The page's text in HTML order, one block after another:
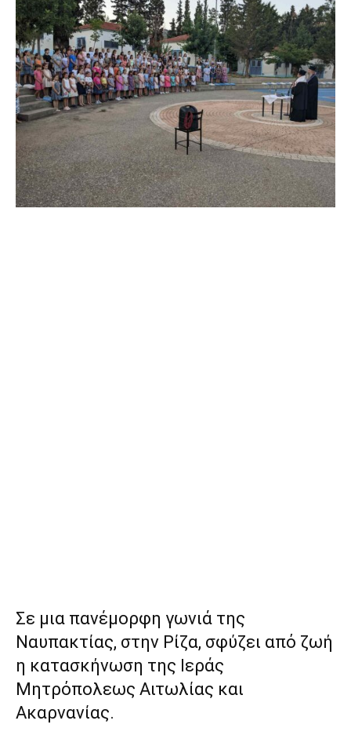
Σε μια πανέμορφη γωνιά της
Ναυπακτίας, στην Ρίζα, σφύζει από ζωή
η κατασκήνωση της Ιεράς
Μητρόπολεως Αιτωλίας και
Ακαρνανίας.